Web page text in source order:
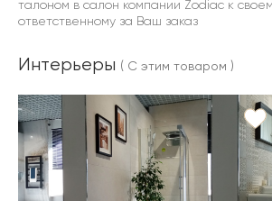
талоном в салон компании Zodiac к
ответственному за Ваш заказ
Интерьеры ( С этим товаром )